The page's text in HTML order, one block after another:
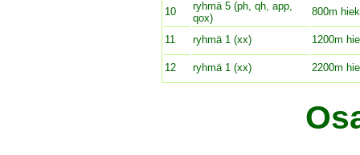
10
ryhmä 5 (ph, qh, app,
qox)
800m
11 ryhmä 1 (xx) 1200m
12 ryhmä 1 (xx) 2200m